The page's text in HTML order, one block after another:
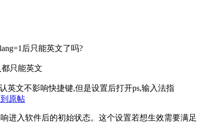
后只能英文了吗?
都只能英文
英文不影响快捷键,但是设置后打开ps,输入法指
原帖
进入软件后的初始状态。这个设置若想生效需要满足